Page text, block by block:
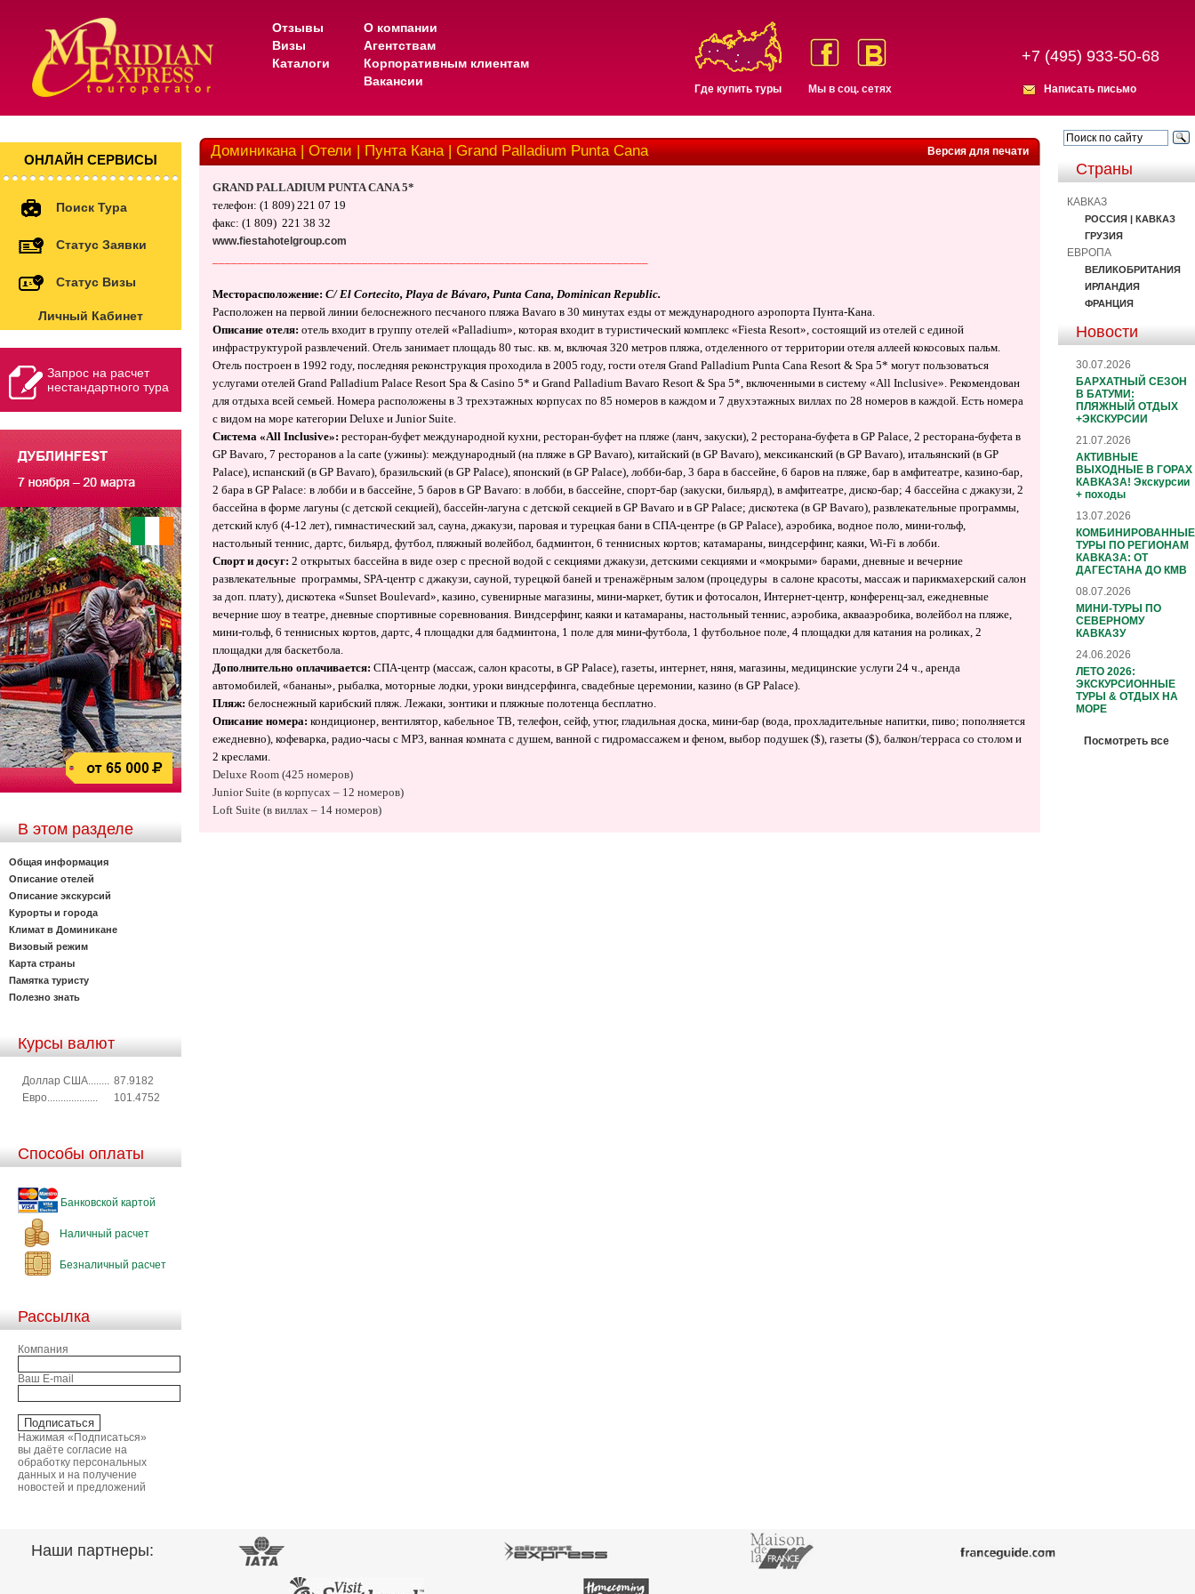
Отзывы
Визы
Каталоги
О компании
Агентствам
Корпоративным клиентам
Вакансии
Где купить туры Мы в соц. сетях
+7 (495) 933-50-68
Написать письмо
ОНЛАЙН СЕРВИСЫ
Поиск Тура
Статус Заявки
Статус Визы
Личный Кабинет
Запрос на расчет
нестандартного тура
В этом разделе
Общая информация
Описание отелей
Описание экскурсий
Курорты и города
Климат в Доминикане
Визовый режим
Карта страны
Памятка туристу
Полезно знать
Курсы валют
Доллар США........ 87.9182
Евро...................
101.4752
Способы оплаты
Банковской картой
Наличный расчет
Безналичный расчет
Рассылка
Компания
Ваш E-mail
Нажимая «Подписаться»
вы даёте согласие на
обработку персональных
данных и на получение
новостей и предложений
Версия для печати
Доминикана | Отели | Пунта Кана | Grand Palladium Punta Cana
GRAND PALLADIUM PUNTA CANA 5*
телефон: (1 809) 221 07 19
факс: (1 809) 221 38 32
www.fiestahotelgroup.com
Месторасположение: C/ El Cortecito, Playa de Bávaro, Punta Cana, Dominican Republic.
Расположен на первой линии белоснежного песчаного пляжа Bavaro в 30 минутах езды от международного аэропорта Пунта-Кана.
Описание отеля: отель входит в группу отелей «Palladium», которая входит в туристический комплекс «Fiesta Resort», состоящий из отелей с единой
инфраструктурой развлечений. Отель занимает площадь 80 тыс. кв. м, включая 320 метров пляжа, отделенного от территории отеля аллеей кокосовых пальм.
Отель построен в 1992 году, последняя реконструкция проходила в 2005 году, гости отеля Grand Palladium Punta Cana Resort & Spa 5* могут пользоваться
услугами отелей Grand Palladium Palace Resort Spa & Casino 5* и Grand Palladium Bavaro Resort & Spa 5*, включенными в систему «All Inclusive». Рекомендован
для отдыха всей семьей. Номера расположены в 3 трехэтажных корпусах по 85 номеров в каждом и 7 двухэтажных виллах по 28 номеров в каждой. Есть номера
с видом на море категории Deluxe и Junior Suite.
Система «All Inclusive»: ресторан-буфет международной кухни, ресторан-буфет на пляже (ланч, закуски), 2 ресторана-буфета в GP Palace, 2 ресторана-буфета в
GP Bavaro, 7 ресторанов a la carte (ужины): международный (на пляже в GP Bavaro), китайский (в GP Bavaro), мексиканский (в GP Bavaro), итальянский (в GP
Palace), испанский (в GP Bavaro), бразильский (в GP Palace), японский (в GP Palace), лобби-бар, 3 бара в бассейне, 6 баров на пляже, бар в амфитеатре, казино-бар,
2 бара в GP Palace: в лобби и в бассейне, 5 баров в GP Bavaro: в лобби, в бассейне, спорт-бар (закуски, бильярд), в амфитеатре, диско-бар; 4 бассейна с джакузи, 2
бассейна в форме лагуны (с детской секцией), бассейн-лагуна с детской секцией в GP Bavaro и в GP Palace; дискотека (в GP Bavaro), развлекательные программы,
детский клуб (4-12 лет), гимнастический зал, сауна, джакузи, паровая и турецкая бани в СПА-центре (в GP Palace), аэробика, водное поло, мини-гольф,
настольный теннис, дартс, бильярд, футбол, пляжный волейбол, бадминтон, 6 теннисных кортов; катамараны, виндсерфинг, каяки, Wi-Fi в лобби.
Спорт и досуг: 2 открытых бассейна в виде озер с пресной водой с секциями джакузи, детскими секциями и «мокрыми» барами, дневные и вечерние
развлекательные программы, SPA-центр с джакузи, сауной, турецкой баней и тренажёрным залом (процедуры в салоне красоты, массаж и парикмахерский салон
за доп. плату), дискотека «Sunset Boulevard», казино, сувенирные магазины, мини-маркет, бутик и фотосалон, Интернет-центр, конференц-зал, ежедневные
вечерние шоу в театре, дневные спортивные соревнования. Виндсерфинг, каяки и катамараны, настольный теннис, аэробика, аквааэробика, волейбол на пляже,
мини-гольф, 6 теннисных кортов, дартс, 4 площадки для бадминтона, 1 поле для мини-футбола, 1 футбольное поле, 4 площадки для катания на роликах, 2
площадки для баскетбола.
Дополнительно оплачивается: СПА-центр (массаж, салон красоты, в GP Palace), газеты, интернет, няня, магазины, медицинские услуги 24 ч., аренда
автомобилей, «бананы», рыбалка, моторные лодки, уроки виндсерфинга, свадебные церемонии, казино (в GP Palace).
Пляж: белоснежный карибский пляж. Лежаки, зонтики и пляжные полотенца бесплатно.
Описание номера: кондиционер, вентилятор, кабельное ТВ, телефон, сейф, утюг, гладильная доска, мини-бар (вода, прохладительные напитки, пиво; пополняется
ежедневно), кофеварка, радио-часы с MP3, ванная комната с душем, ванной с гидромассажем и феном, выбор подушек ($), газеты ($), балкон/терраса со столом и
2 креслами.
Deluxe Room (425 номеров)
Junior Suite (в корпусах – 12 номеров)
Loft Suite (в виллах – 14 номеров)
Страны
КАВКАЗ
РОССИЯ | КАВКАЗ
ГРУЗИЯ
ЕВРОПА
ВЕЛИКОБРИТАНИЯ
ИРЛАНДИЯ
ФРАНЦИЯ
Новости
30.07.2026
БАРХАТНЫЙ СЕЗОН
В БАТУМИ:
ПЛЯЖНЫЙ ОТДЫХ
+ЭКСКУРСИИ
21.07.2026
АКТИВНЫЕ
ВЫХОДНЫЕ В ГОРАХ
КАВКАЗА! Экскурсии
+ походы
13.07.2026
КОМБИНИРОВАННЫЕ
ТУРЫ ПО РЕГИОНАМ
КАВКАЗА: ОТ
ДАГЕСТАНА ДО КМВ
08.07.2026
МИНИ-ТУРЫ ПО
СЕВЕРНОМУ
КАВКАЗУ
24.06.2026
ЛЕТО 2026:
ЭКСКУРСИОННЫЕ
ТУРЫ & ОТДЫХ НА
МОРЕ
Посмотреть все
Наши партнеры: